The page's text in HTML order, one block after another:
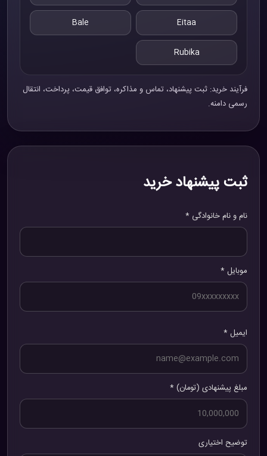
Eitaa
Bale
Rubika
فرآیند خرید: ثبت پیشنهاد، تماس و مذاکره، توافق قیمت، پرداخت، انتقال
رسمی دامنه.
ثبت پیشنهاد خرید
نام و نام خانوادگی *
موبایل *
ایمیل *
مبلغ پیشنهادی (تومان) *
توضیح اختیاری